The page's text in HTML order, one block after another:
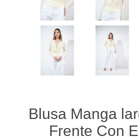
Blusa Manga
Frente Con